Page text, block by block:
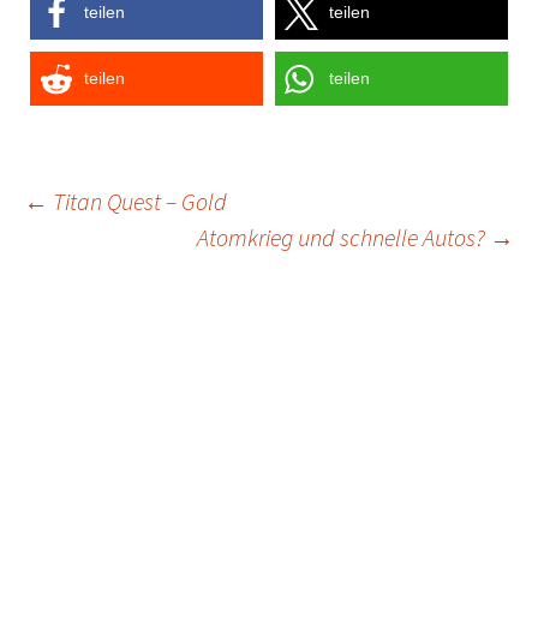
teilen teilen
teilen teilen
Post
← Titan Quest – Gold
Atomkrieg und schnelle Autos? →